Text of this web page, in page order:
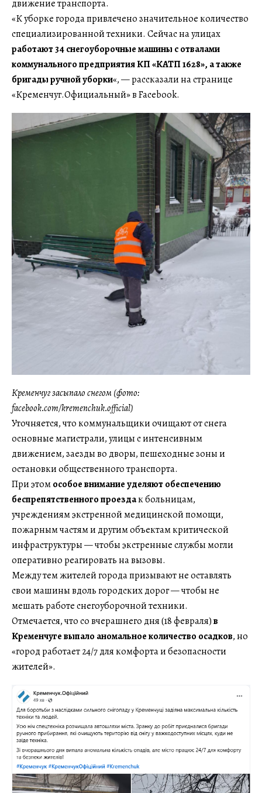
движение транспорта.
«К уборке города привлечено значительное количество
специализированной техники. Сейчас на улицах
работают 34 снегоуборочные машины с отвалами
коммунального предприятия КП «КАТП 1628», а также
бригады ручной уборки«, — рассказали на странице
«Кременчуг.Официальный» в Facebook.
Кременчуг засыпало снегом (фото:
facebook.com/kremenchuk.official)
Уточняется, что коммунальщики очищают от снега
основные магистрали, улицы с интенсивным
движением, заезды во дворы, пешеходные зоны и
остановки общественного транспорта.
При этомособое внимание уделяют обеспечению
беспрепятственного проездак больницам,
учреждениям экстренной медицинской помощи,
пожарным частям и другим объектам критической
инфраструктуры — чтобы экстренные службы могли
оперативно реагировать на вызовы.
Между тем жителей города призывают не оставлять
свои машины вдоль городских дорог — чтобы не
мешать работе снегоуборочной техники.
Отмечается, что со вчерашнего дня (18 февраля)в
Кременчуге выпало аномальное количество осадков, но
«город работает 24/7 для комфорта и безопасности
жителей».